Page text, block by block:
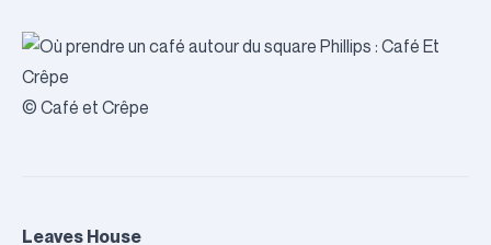
© Café et Crêpe
Leaves House